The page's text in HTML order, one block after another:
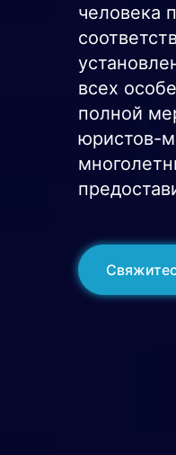
человека
всех
полной
юристов-